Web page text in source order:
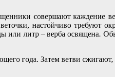
совершают каждение
настойчиво требуют
или литр – верба освящена.
года. Затем ветви сжигают,